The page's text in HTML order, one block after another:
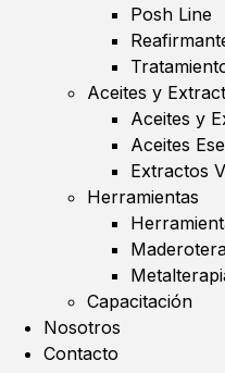
Posh Line
Aceites y
Aceites y
Aceites
Extractos
Herramientas
Capacitación
Nosotros
Contacto